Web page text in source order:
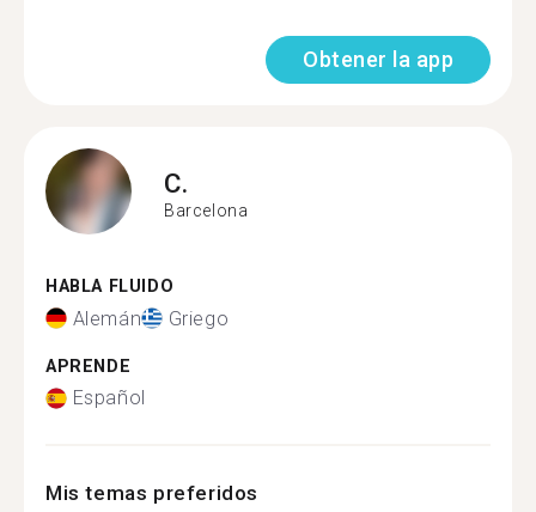
Obtener la app
C.
Barcelona
HABLA FLUIDO
Alemán Griego
APRENDE
Español
Mis temas preferidos